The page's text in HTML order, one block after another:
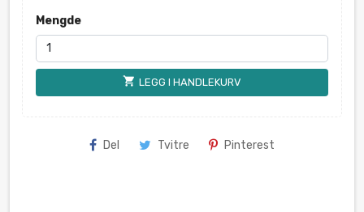
Mengde
shopping_cart LEGG I HANDLEKURV
Del Tvitre Pinterest